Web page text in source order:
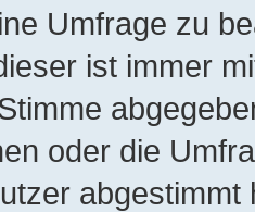
Umfrage zu
ist immer
oder die